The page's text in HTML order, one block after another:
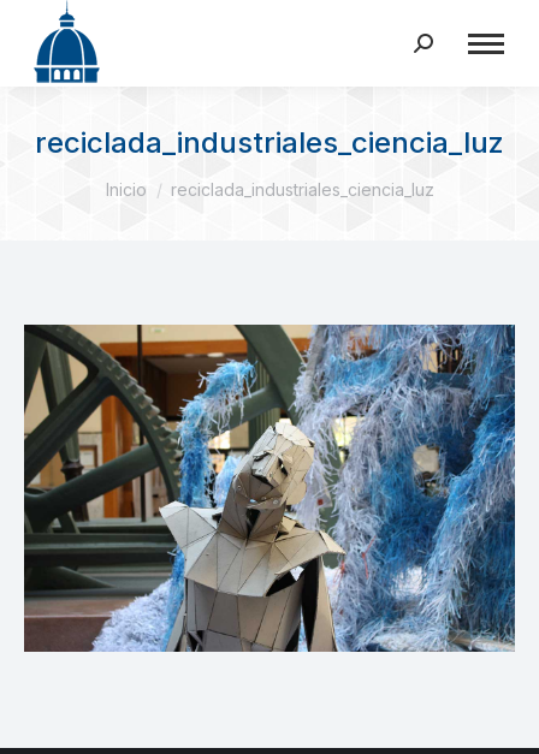
Buscar:
reciclada_industriales_ciencia_luz
Estás aquí:
Inicio reciclada_industriales_ciencia_luz